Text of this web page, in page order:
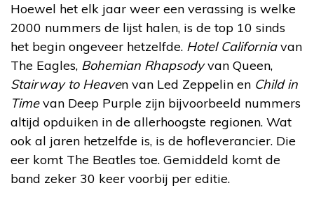
Hoewel het elk jaar weer een verassing is welke
2000 nummers de lijst halen, is de top 10 sinds
het begin ongeveer hetzelfde. Hotel Californiavan
The Eagles, Bohemian Rhapsodyvan Queen,
Stairway to Heaven van Led Zeppelin en Child in
Timevan Deep Purple zijn bijvoorbeeld nummers
altijd opduiken in de allerhoogste regionen. Wat
ook al jaren hetzelfde is, is de hofleverancier. Die
eer komt The Beatles toe. Gemiddeld komt de
band zeker 30 keer voorbij per editie.